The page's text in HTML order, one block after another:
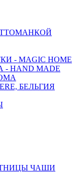
- MAGIC HOME
HAND MADE
БЕЛЬГИЯ
ЧАШИ